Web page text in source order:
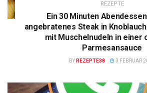
REZEPTE
Ein 30 Minuten
angebratenes Steak in
mit Muschelnudeln in einer
Parmesansauce
BY REZEPTE38 3 FEBRUAR